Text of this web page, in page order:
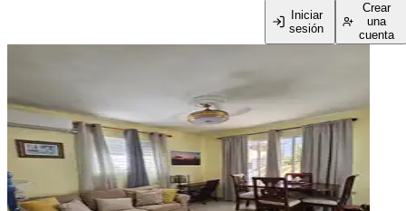
Iniciar
sesión
Crear
una
cuenta